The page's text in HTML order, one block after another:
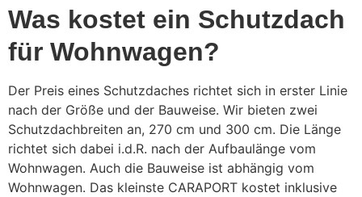
Was kostet ein Schutzdach
für Wohnwagen?
Der Preis eines Schutzdaches richtet sich in erster Linie
nach der Größe und der Bauweise. Wir bieten zwei
Schutzdachbreiten an, 270 cm und 300 cm. Die Länge
richtet sich dabei i.d.R. nach der Aufbaulänge vom
Wohnwagen. Auch die Bauweise ist abhängig vom
Wohnwagen. Das kleinste CARAPORT kostet inklusive